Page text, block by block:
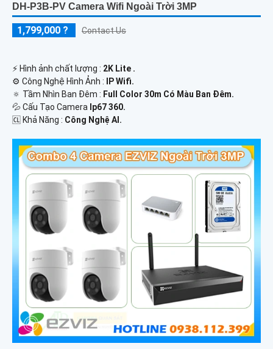
DH-P3B-PV Camera Wifi Ngoài Trời 3MP
1,799,000 ? Contact Us
️⚡ Hình ảnh chất lượng : 2K Lite .
⚙ Công Nghệ Hình Ảnh :
IP Wifi.
🔅 Tầm Nhìn Ban Đêm : Full Color 30m Có Màu Ban Ðêm.
💦 Cấu Tạo Camera Ip67 360.
️🆑 Khả Năng : Công Nghệ AI.